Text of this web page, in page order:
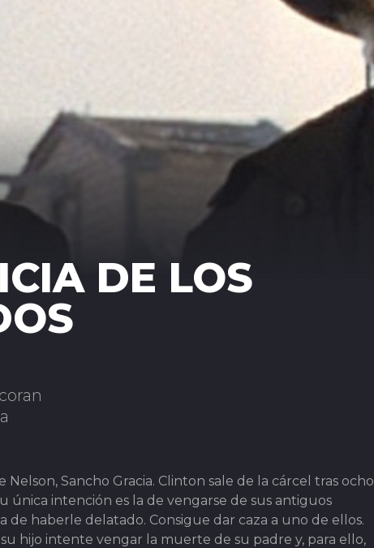
DE LOS
Nelson, Sancho Gracia. Clinton sale de la cárcel tras ocho
única intención es la de vengarse de sus antiguos
de haberle delatado. Consigue dar caza a uno de ellos.
hijo intente vengar la muerte de su padre y, para ello,